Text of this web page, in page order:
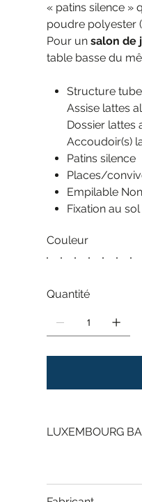
« patins silence »
poudre polyester
Pour unsalon de
table basse du
Structure
Assise lattes
Dossier lattes
Accoudoir(s)
Patins silence
Places/
Empilable Non
Fixation au
Couleur
Quantité
LUXEMBOURG